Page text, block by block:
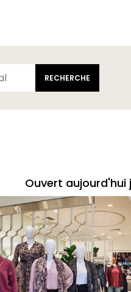
RECHERCHE
Ouvert aujourd'hui